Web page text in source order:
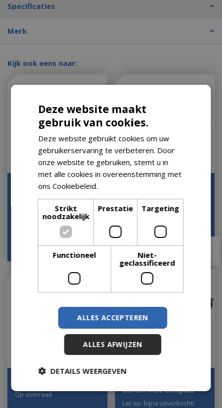
Specificaties
Merk
Kijk ook eens naar:
Grillrooster q1 serie
95
Let op: bijna uitverkocht!
€75,95
Let op: bijna uitverkocht!
Op voorraad
d57cm muv compact
Let op: bijna uitverkocht!
Deze website maakt
gebruik van cookies.
Deze website gebruikt cookies om uw
gebruikerservaring te verbeteren. Door
onze website te gebruiken, stemt u in
met alle cookies in overeenstemming met
ons Cookiebeleid.
Strikt
noodzakelijk
Prestatie Targeting
Functioneel
Niet-
geclassificeerd
ALLES ACCEPTEREN
ALLES AFWIJZEN
DETAILS WEERGEVEN